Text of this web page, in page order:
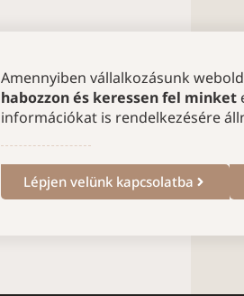
Amennyiben vállalkozásunk
habozzon és keressen fel minket
információkat is rendelkezésére
Lépjen velünk kapcsolatba